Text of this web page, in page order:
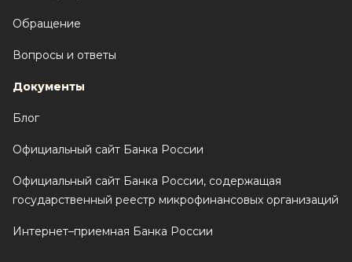
Обращение
Вопросы и ответы
Документы
Блог
Официальный сайт Банка России
Официальный сайт Банка России, содержащая
государственный реестр микрофинансовых организаций
Интернет–приемная Банка России